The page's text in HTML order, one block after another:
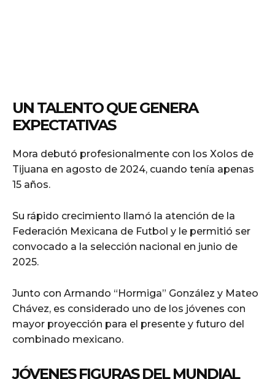
UN TALENTO QUE GENERA
EXPECTATIVAS
Mora debutó profesionalmente con los Xolos de
Tijuana en agosto de 2024, cuando tenía apenas
15 años.
Su rápido crecimiento llamó la atención de la
Federación Mexicana de Futbol y le permitió ser
convocado a la selección nacional en junio de
2025.
Junto con Armando “Hormiga” González y Mateo
Chávez, es considerado uno de los jóvenes con
mayor proyección para el presente y futuro del
combinado mexicano.
JÓVENES FIGURAS DEL MUNDIAL